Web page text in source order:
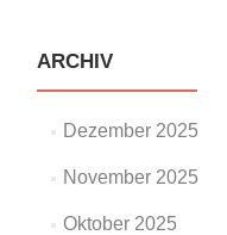
ARCHIV
Dezember 2025
November 2025
Oktober 2025